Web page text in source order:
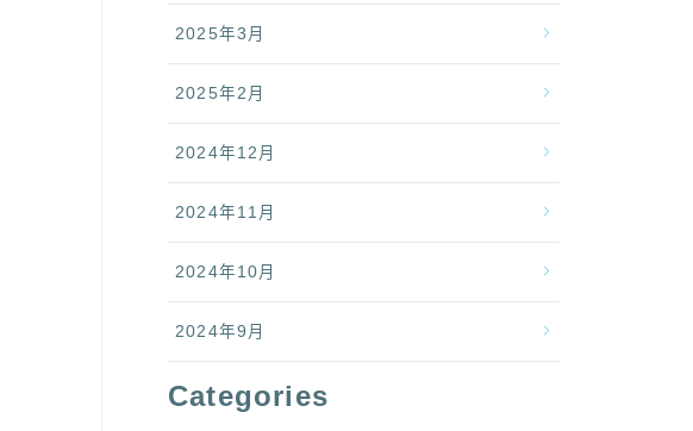
2025年3月
2025年2月
2024年12月
2024年11月
2024年10月
2024年9月
Categories